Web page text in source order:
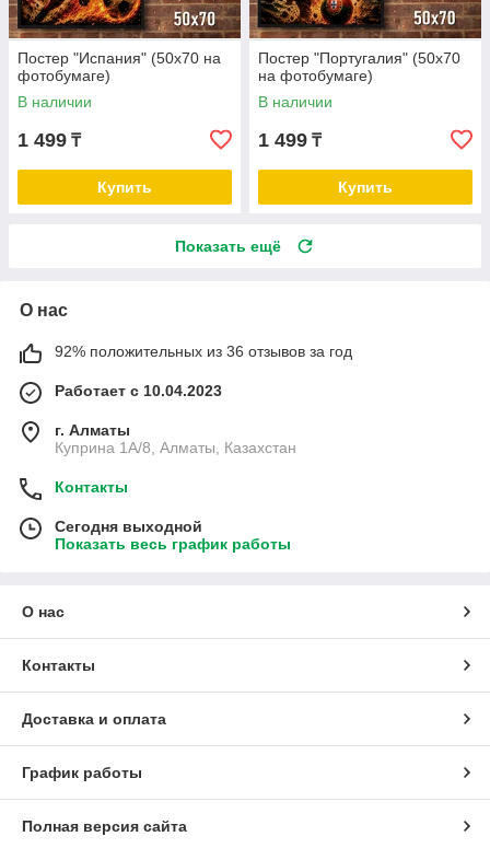
Постер "Испания" (50х70 на
фотобумаге)
В наличии
1 499 ₸
Купить
Постер "Португалия" (50х70
на фотобумаге)
В наличии
1 499 ₸
Купить
Показать ещё
О нас
92% положительных из 36 отзывов за год
Работает с 10.04.2023
г. Алматы
Куприна 1A/8, Алматы, Казахстан
Контакты
Сегодня выходной
Показать весь график работы
О нас
Контакты
Доставка и оплата
График работы
Полная версия сайта